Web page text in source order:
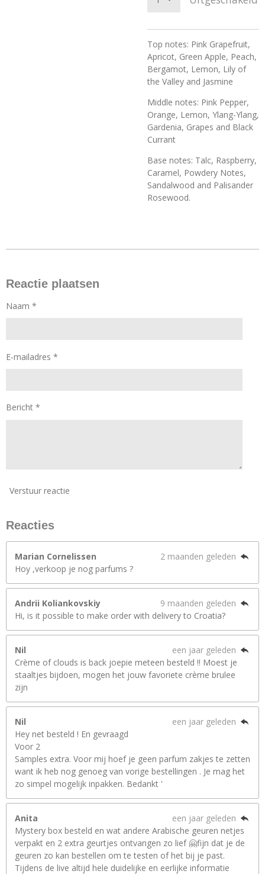
Top notes: Pink Grapefruit,
Apricot, Green Apple, Peach,
Bergamot, Lemon, Lily of
the Valley and Jasmine
Middle notes: Pink Pepper,
Orange, Lemon, Ylang-Ylang,
Gardenia, Grapes and Black
Currant
Base notes: Talc, Raspberry,
Caramel, Powdery Notes,
Sandalwood and Palisander
Rosewood.
Reactie plaatsen
Naam *
E-mailadres *
Bericht *
Verstuur reactie
Reacties
Marian Cornelissen
2 maanden geleden
Hoy ,verkoop je nog parfums ?
Andrii Koliankovskiy
9 maanden geleden
Hi, is it possible to make order with delivery to Croatia?
Nil
een jaar geleden
Crème of clouds is back joepie meteen besteld !! Moest je
staaltjes bijdoen, mogen het jouw favoriete crème brulee
zijn
Nil
een jaar geleden
Hey net besteld ! En gevraagd
Voor 2
Samples extra. Voor mij hoef je geen parfum zakjes te zetten
want ik heb nog genoeg van vorige bestellingen . Je mag het
zo simpel mogelijk inpakken. Bedankt '
Anita
een jaar geleden
Mystery box besteld en wat andere Arabische geuren netjes
verpakt en 2 extra geurtjes ontvangen zo lief 🤗fijn dat je de
geuren zo kan bestellen om te testen of het bij je past.
Tijdens de live altijd hele duidelijke en eerlijke informatie